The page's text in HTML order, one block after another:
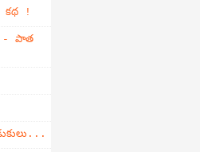
కథ !
- పాత